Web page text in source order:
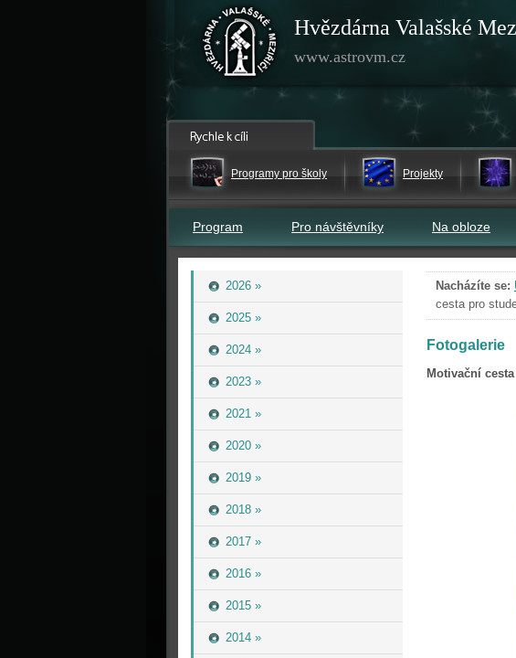
Hvězdárna Valašské
www.astrovm.cz
Programy pro školy Projekty
Program Pro návštěvníky Na obloze
2026 »
2025 »
2024 »
2023 »
2021 »
2020 »
2019 »
2018 »
2017 »
2016 »
2015 »
2014 »
Nacházíte se:
cesta pro
Fotogalerie
Motivační